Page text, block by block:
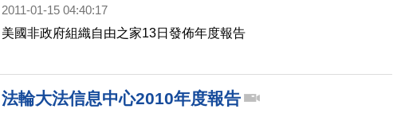
2011-01-15 04:40:17
美國非政府組織自由之家13日發佈年度報告
法輪大法信息中心2010年度報告